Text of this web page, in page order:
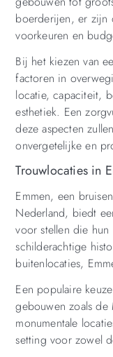
boerderijen, er zijn
voorkeuren en
Bij het kiezen van
factoren in
locatie, capaciteit,
esthetiek. Een
deze aspecten
onvergetelijke en
Trouwlocaties in
Emmen, een
Nederland, biedt
voor stellen die
schilderachtige
buitenlocaties,
Een populaire
gebouwen zoals de
monumentale
setting voor zowel